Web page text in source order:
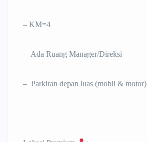
– KM=4
– ⁠ Ada Ruang Manager/Direksi
– ⁠ Parkiran depan luas (mobil & motor)